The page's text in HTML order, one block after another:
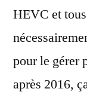
HEVC et
pour le gérer
après 2016,